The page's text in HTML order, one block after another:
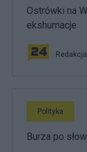
Ostrówki na
ekshumacje
Redakcja
Polityka
Burza po